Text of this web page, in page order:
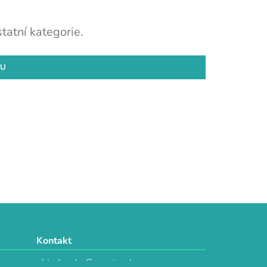
kategorie.
Kontakt
objednavky@e-vytvarka.cz